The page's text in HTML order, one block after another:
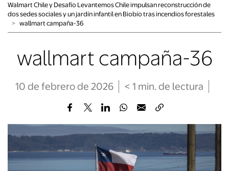
Walmart Chile y Desafío Levantemos Chile impulsan reconstrucción de
dos sedes sociales y un jardín infantil en Biobío tras incendios forestales
˃ wallmart campaña-36
wallmart campaña-36
10 de febrero de 2026 < 1 min. de lectura